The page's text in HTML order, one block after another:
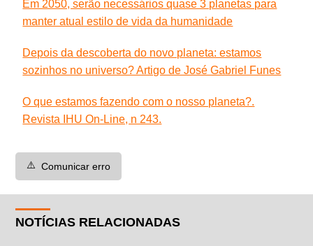
Em 2050, serão necessários quase 3 planetas para
manter atual estilo de vida da humanidade
Depois da descoberta do novo planeta: estamos
sozinhos no universo? Artigo de José Gabriel Funes
O que estamos fazendo com o nosso planeta?.
Revista IHU On-Line, n 243.
⚠️ Comunicar erro
NOTÍCIAS RELACIONADAS